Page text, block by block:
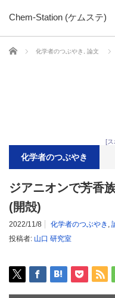
Chem-Station (ケムステ)
ホーム 化学者のつぶやき 論文
[ス
化学者のつぶやき
ジアニオンで芳香
(開殻)
2022/11/8 化学者のつぶやき ,
投稿者: 山口 研究室